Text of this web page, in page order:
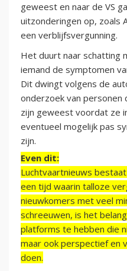
geweest en naar de VS
uitzonderingen op, zoals
een verblijfsvergunning.
Het duurt naar schatting
iemand de symptomen
Dit dwingt volgens de
onderzoek van personen
zijn geweest voordat ze
eventueel mogelijk pas
zijn.
Even dit:
Luchtvaartnieuws
een tijd waarin talloze
nieuwkomers met veel
schreeuwen, is het
platforms te hebben die
maar ook perspectief en
doen.